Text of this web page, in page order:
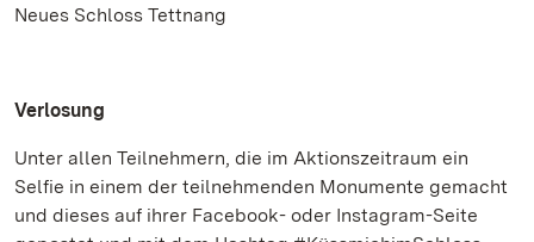
Neues Schloss Tettnang
Verlosung
Unter allen Teilnehmern, die im Aktionszeitraum ein
Selfie in einem der teilnehmenden Monumente gemacht
und dieses auf ihrer Facebook- oder Instagram-Seite